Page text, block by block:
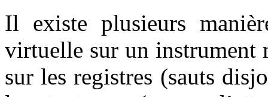
Il existe plusieurs
virtuelle sur un instrument
sur les registres (sauts